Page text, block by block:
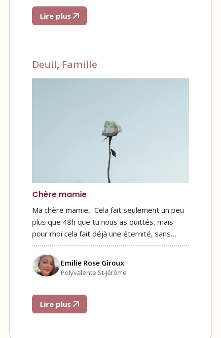
Lire plus
Deuil, Famille
Chère mamie
Ma chère mamie, Cela fait seulement un peu
plus que 48h que tu nous as quittés, mais
pour moi cela fait déjà une éternité, sans…
Emilie Rose Giroux
Polyvalente St-Jérôme
Lire plus